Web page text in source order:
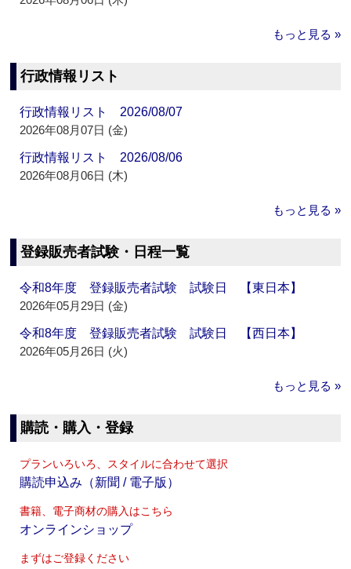
もっと見る »
行政情報リスト
行政情報リスト 2026/08/07
2026年08月07日 (金)
行政情報リスト 2026/08/06
2026年08月06日 (木)
もっと見る »
登録販売者試験・日程一覧
令和8年度 登録販売者試験 試験日 【東日本】
2026年05月29日 (金)
令和8年度 登録販売者試験 試験日 【西日本】
2026年05月26日 (火)
もっと見る »
購読・購入・登録
プランいろいろ、スタイルに合わせて選択
購読申込み（新聞 / 電子版）
書籍、電子商材の購入はこちら
オンラインショップ
まずはご登録ください